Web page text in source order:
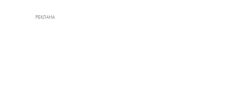
РЕКЛАМА